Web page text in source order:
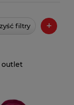
filtry +
outlet